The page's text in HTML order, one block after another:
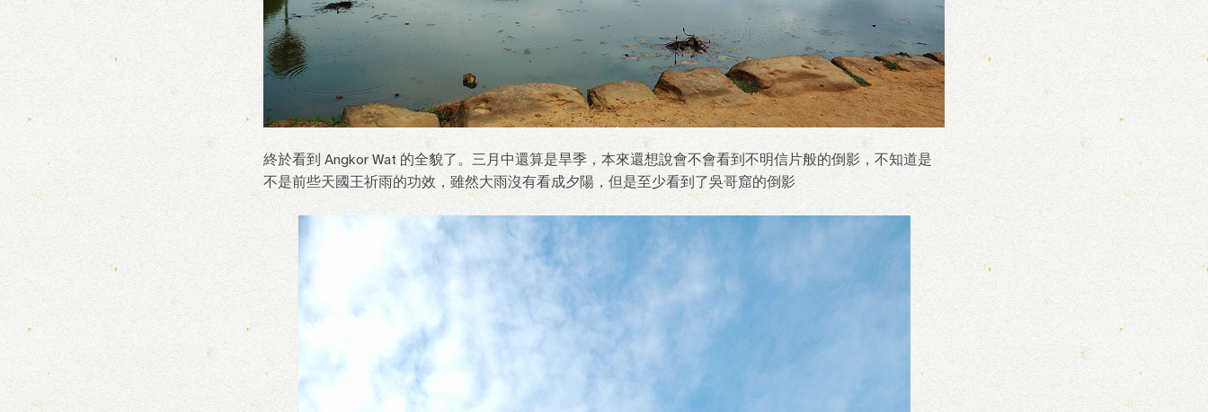
終於看到 Angkor Wat 的全貌了。三月中還算是旱季，本來還想說會不會看到不明信片般的倒影，不知道是
不是前些天國王祈雨的功效，雖然大雨沒有看成夕陽，但是至少看到了吳哥窟的倒影